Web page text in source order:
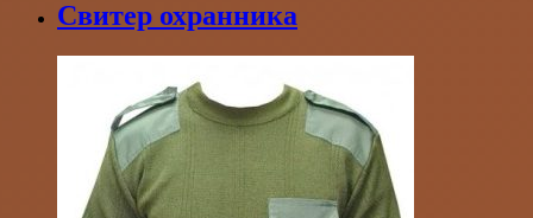
Свитер охранника